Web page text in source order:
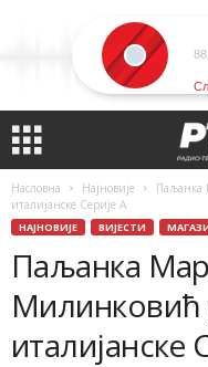
Насловна Најновије
Паљанка
италијанске Серије А
НАЈНОВИЈЕ ВИЈЕСТИ
Паљанка
Милинковић
италијанске